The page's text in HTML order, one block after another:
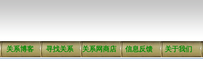
关系博客 寻找关系 关系网商店 信息反馈 关于我们